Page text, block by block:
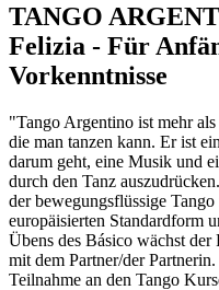
TANGO
Felizia - Für
Vorkenntnisse
"Tango Argentino ist mehr
die man tanzen kann. Er ist
darum geht, eine Musik und
durch den Tanz
der bewegungsflüssige
europäisierten Standardform
Übens des Básico wächst
mit dem Partner/der
Teilnahme an den Tango